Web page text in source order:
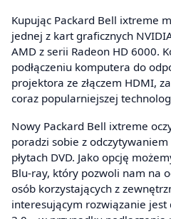
Kupując Packard Bell ixtreme
jednej z kart graficznych
AMD z serii Radeon HD 6000.
podłączeniu komputera do
projektora ze złączem HDMI,
coraz popularniejszej
Nowy Packard Bell ixtreme
poradzi sobie z
płytach DVD. Jako opcję
Blu-ray, który pozwoli nam na
osób korzystających z
interesującym rozwiązanie